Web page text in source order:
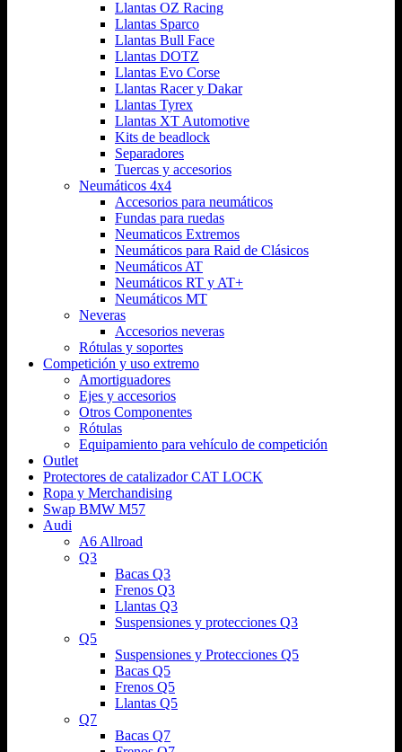
Llantas OZ Racing
Llantas Sparco
Llantas Bull Face
Llantas DOTZ
Llantas Evo Corse
Llantas Racer y Dakar
Llantas Tyrex
Llantas XT Automotive
Kits de beadlock
Separadores
Tuercas y accesorios
Neumáticos 4x4
Accesorios para neumáticos
Fundas para ruedas
Neumaticos Extremos
Neumáticos para Raid de Clásicos
Neumáticos AT
Neumáticos RT y AT+
Neumáticos MT
Neveras
Accesorios neveras
Rótulas y soportes
Competición y uso extremo
Amortiguadores
Ejes y accesorios
Otros Componentes
Rótulas
Equipamiento para vehículo de competición
Outlet
Protectores de catalizador CAT LOCK
Ropa y Merchandising
Swap BMW M57
Audi
A6 Allroad
Q3
Bacas Q3
Frenos Q3
Llantas Q3
Suspensiones y protecciones Q3
Q5
Suspensiones y Protecciones Q5
Bacas Q5
Frenos Q5
Llantas Q5
Q7
Bacas Q7